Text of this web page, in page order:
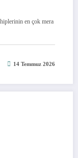
en çok mera
14 Temmuz 2026